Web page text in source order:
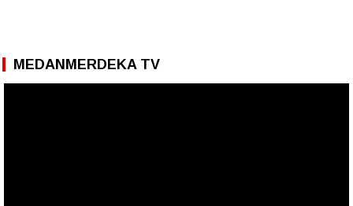
MEDANMERDEKA TV